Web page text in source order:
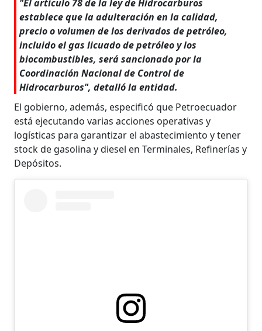
"El artículo 78 de la ley de Hidrocarburos
establece que la adulteración en la calidad,
precio o volumen de los derivados de petróleo,
incluido el gas licuado de petróleo y los
biocombustibles, será sancionado por la
Coordinación Nacional de Control de
Hidrocarburos", detalló la entidad.
El gobierno, además, especificó que Petroecuador
está ejecutando varias acciones operativas y
logísticas para garantizar el abastecimiento y tener
stock de gasolina y diesel en Terminales, Refinerías y
Depósitos.